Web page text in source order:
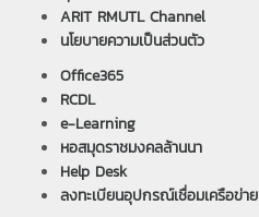
ARIT RMUTL Channel
นโยบายความเป็นส่วนตัว
Office365
RCDL
e-Learning
หอสมุดราชมงคลล้านนา
Help Desk
ลงทะเบียนอุปกรณ์เชื่อมเครือข่าย